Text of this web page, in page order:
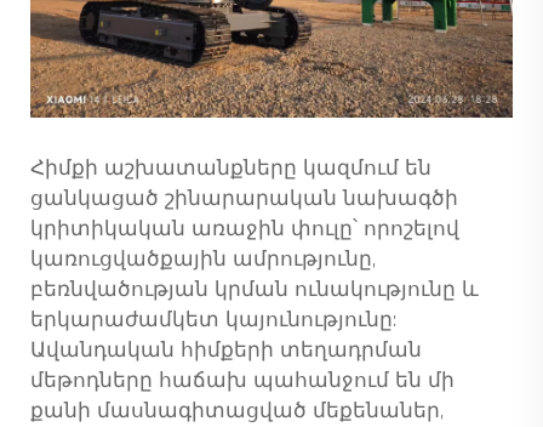
Հիմքի աշխատանքները կազմում են
ցանկացած շինարարական նախագծի
կրիտիկական առաջին փուլը՝ որոշելով
կառուցվածքային ամրությունը,
բեռնվածության կրման ունակությունը և
երկարաժամկետ կայունությունը:
Ավանդական հիմքերի տեղադրման
մեթոդները հաճախ պահանջում են մի
քանի մասնագիտացված մեքենաներ,